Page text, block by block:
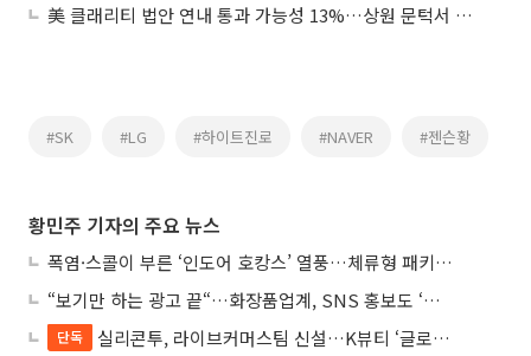
美 클래리티 법안 연내 통과 가능성 13%…상원 문턱서 제동
#SK #LG #하이트진로 #NAVER #젠슨황
황민주 기자의 주요 뉴스
폭염·스콜이 부른 ‘인도어 호캉스’ 열풍…체류형 패키지 뜬다
“보기만 하는 광고 끝“…화장품업계, SNS 홍보도 ‘참여형 콘텐츠’로 변모
단독 실리콘투, 라이브커머스팀 신설…K뷰티 ‘글로벌 판매망’ 확대